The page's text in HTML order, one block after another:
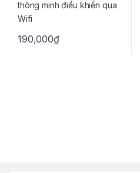
190,000₫